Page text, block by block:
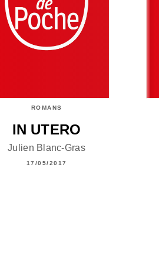
ROMANS
IN UTERO
Julien Blanc-Gras
17/05/2017